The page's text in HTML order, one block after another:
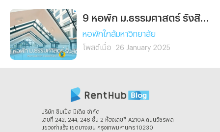
หอพักใกล้มหาวิทยาลัย
โพสต์เมื่อ 26 January 2025
บริษัท ซิมเปิ้ล มีเดีย จํากัด
เลขที่ 242, 244, 246 ชั้น 2 ห้องเลขที่ A210A ถนนวัชรพล
แขวงท่าแร้ง เขตบางเขน กรุงเทพมหานคร 10230